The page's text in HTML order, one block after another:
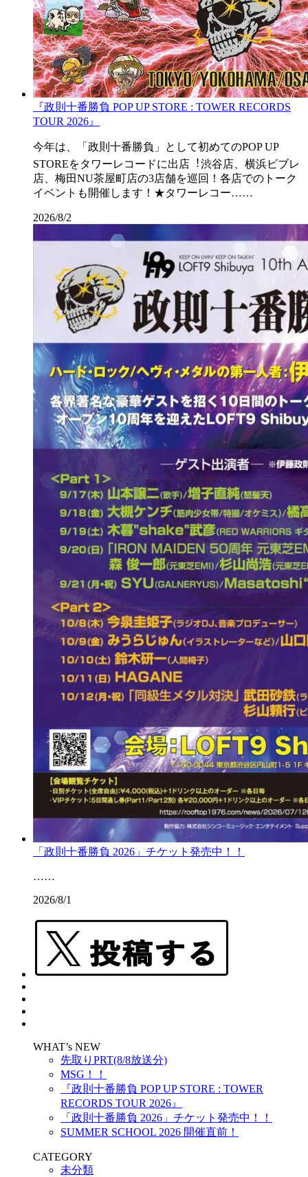
『政則⼗番勝負 POP UP STORE : TOWER RECORDS
TOUR 2026』
今年は、「政則⼗番勝負」として初めてのPOP UP
STOREをタワーレコードに出店︕渋⾕店、横浜ビブレ
店、梅⽥NU茶屋町店の3店舗を巡回！各店でのトーク
イベントも開催します！★タワーレコー……
2026/8/2
「政則十番勝負 2026」チケット発売中！！
……
2026/8/1
WHAT’s NEW
先取りPRT(8/8放送分)
MSG！！
『政則⼗番勝負 POP UP STORE : TOWER
RECORDS TOUR 2026』
「政則十番勝負 2026」チケット発売中！！
SUMMER SCHOOL 2026 開催直前！
CATEGORY
未分類